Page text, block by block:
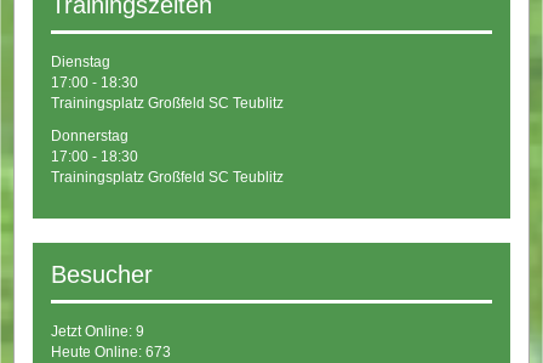
Dienstag
17:00 - 18:30
Trainingsplatz Großfeld SC Teublitz
Donnerstag
17:00 - 18:30
Trainingsplatz Großfeld SC Teublitz
Besucher
Jetzt Online: 9
Heute Online: 673